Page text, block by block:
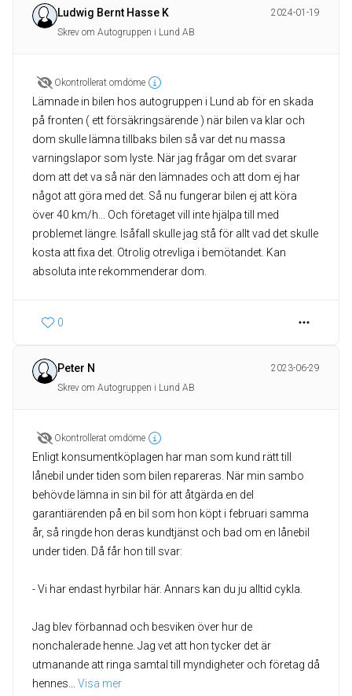
Ludwig Bernt Hasse K
2024-01-19
Skrev om Autogruppen i Lund AB
Okontrollerat omdöme
Lämnade in bilen hos autogruppen i Lund ab för en skada
på fronten ( ett försäkringsärende ) när bilen va klar och
dom skulle lämna tillbaks bilen så var det nu massa
varningslapor som lyste. När jag frågar om det svarar
dom att det va så när den lämnades och att dom ej har
något att göra med det. Så nu fungerar bilen ej att köra
över 40 km/h... Och företaget vill inte hjälpa till med
problemet längre. Isåfall skulle jag stå för allt vad det skulle
kosta att fixa det. Otrolig otrevliga i bemötandet. Kan
absoluta inte rekommenderar dom.
0
Peter N
2023-06-29
Skrev om Autogruppen i Lund AB
Okontrollerat omdöme
Enligt konsumentköplagen har man som kund rätt till
lånebil under tiden som bilen repareras. När min sambo
behövde lämna in sin bil för att åtgärda en del
garantiärenden på en bil som hon köpt i februari samma
år, så ringde hon deras kundtjänst och bad om en lånebil
under tiden. Då får hon till svar:
- Vi har endast hyrbilar här. Annars kan du ju alltid cykla.
Jag blev förbannad och besviken över hur de
nonchalerade henne. Jag vet att hon tycker det är
utmanande att ringa samtal till myndigheter och företag då
hennes
Visa mer